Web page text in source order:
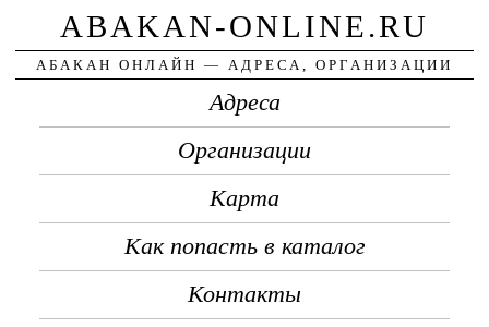
ABAKAN-ONLINE.RU
АБАКАН ОНЛАЙН — АДРЕСА, ОРГАНИЗАЦИИ
Адреса
Организации
Карта
Как попасть в каталог
Контакты